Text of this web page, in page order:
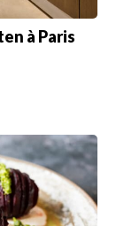
à Paris